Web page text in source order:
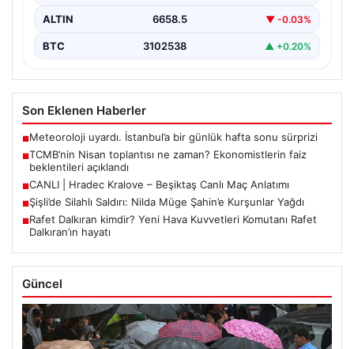
ALTIN 6658.5 ▼ -0.03%
BTC 3102538 ▲ +0.20%
Son Eklenen Haberler
■Meteoroloji uyardı. İstanbul’a bir günlük hafta sonu sürprizi
■TCMB’nin Nisan toplantısı ne zaman? Ekonomistlerin faiz
beklentileri açıklandı
■CANLI | Hradec Kralove – Beşiktaş Canlı Maç Anlatımı
■Şişli’de Silahlı Saldırı: Nilda Müge Şahin’e Kurşunlar Yağdı
■Rafet Dalkıran kimdir? Yeni Hava Kuvvetleri Komutanı Rafet
Dalkıran’ın hayatı
Güncel